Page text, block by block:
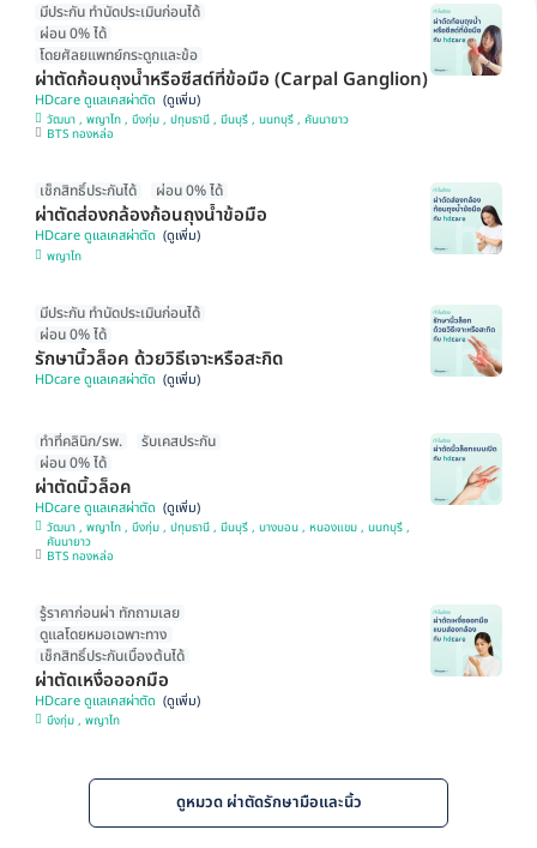
มีประกัน ทำนัดประเมินก่อนได้
ผ่อน 0% ได้
โดยศัลยแพทย์กระดูกและข้อ
ผ่าตัดก้อนถุงน้ำหรือซีสต์ที่ข้อมือ (Carpal Ganglion)
HDcare ดูแลเคสผ่าตัด
วัฒนา , พญาไท , บึงกุ่ม , ปทุมธานี , มีนบุรี , นนทบุรี , คันนายาว
BTS ทองหล่อ
เช็กสิทธิ์ประกันได้ ผ่อน 0% ได้
ผ่าตัดส่องกล้องก้อนถุงน้ำข้อมือ
HDcare ดูแลเคสผ่าตัด
พญาไท
มีประกัน ทำนัดประเมินก่อนได้
ผ่อน 0% ได้
รักษานิ้วล็อค ด้วยวิธีเจาะหรือสะกิด
HDcare ดูแลเคสผ่าตัด
ทำที่คลินิก/รพ.
รับเคสประกัน
ผ่อน 0% ได้
ผ่าตัดนิ้วล็อค
HDcare ดูแลเคสผ่าตัด
วัฒนา , พญาไท , บึงกุ่ม , ปทุมธานี , มีนบุรี , บางบอน , หนองแขม , นนทบุรี ,
คันนายาว
BTS ทองหล่อ
รู้ราคาก่อนผ่า ทักถามเลย
ดูแลโดยหมอเฉพาะทาง
เช็กสิทธิ์ประกันเบื้องต้นได้
ผ่าตัดเหงื่อออกมือ
HDcare ดูแลเคสผ่าตัด
บึงกุ่ม , พญาไท
ดูหมวด ผ่าตัดรักษามือและนิ้ว